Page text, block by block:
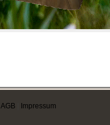
AGB Impressum